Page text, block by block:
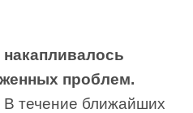
проблем.
течение ближайших